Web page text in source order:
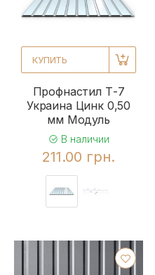
КУПИТЬ
Профнастил Т-7
Украина Цинк 0,50
мм Модуль
В наличии
211.00 грн.